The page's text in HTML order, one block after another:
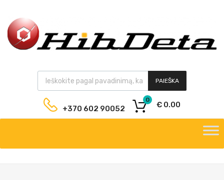
PAIEŠKA
+370 602 90052 € 0.00
0